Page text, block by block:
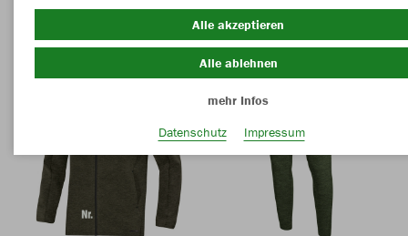
Alle akzeptieren
Alle ablehnen
mehr Infos
Datenschutz
Impressum